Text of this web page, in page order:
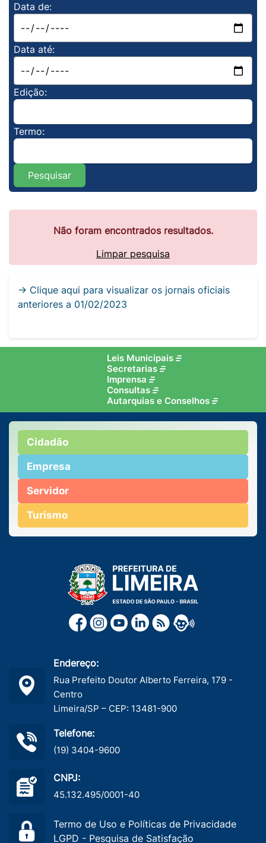
Data de:
Data até:
Edição:
Termo:
Pesquisar
Não foram encontrados resultados.
Limpar pesquisa
→ Clique aqui para visualizar os jornais oficiais
anteriores a 01/02/2023
Leis Municipais
Secretarias
Imprensa
Consultas
Autarquias e Conselhos
Cidadão
Empresa
Servidor
Turismo
Endereço:
Rua Prefeito Doutor Alberto Ferreira, 179 -
Centro
Limeira/SP – CEP: 13481-900
Telefone:
(19) 3404-9600
CNPJ:
45.132.495/0001-40
Termo de Uso e Políticas de Privacidade
LGPD - Pesquisa de Satisfação